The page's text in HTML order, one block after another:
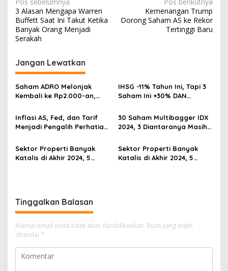
Navigasi
pos
3 Alasan Mengapa Warren
Buffett Saat Ini Takut Ketika
Banyak Orang Menjadi
Serakah
Kemenangan Trump
Dorong Saham AS ke Rekor
Tertinggi Baru
Jangan Lewatkan
Saham ADRO Melonjak
Kembali ke Rp2.000-an,
Prospeknya
IHSG -11% Tahun Ini, Tapi 3
Saham Ini +30% DAN
Multibagger?
Inflasi AS, Fed, dan Tarif
Menjadi Pengalih Perhatian
Keuangan
30 Saham Multibagger IDX
2024, 3 Diantaranya Masih
Sektor Properti Banyak
Katalis di Akhir 2024, 5
Sektor Properti Banyak
Katalis di Akhir 2024, 5
Tinggalkan Balasan
Alamat email Anda tidak akan dipublikasikan. Ruas yang wajib
ditandai *